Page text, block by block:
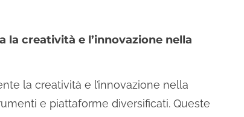
creatività e l’innovazione nella
la creatività e l’innovazione nella
e piattaforme diversificati. Queste